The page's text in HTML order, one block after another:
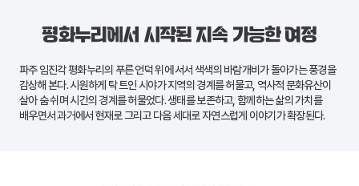
평화누리에서 시작된 지속 가능한 여정
파주임진각 평화누리의 푸른 언덕 위에 서서 색색의 바람개비가 돌아가는 풍경을
감상해 본다. 시원하게 탁 트인 시야가 지역의 경계를 허물고, 역사적 문화유산이
살아 숨 쉬며 시간의 경계를 허물었다. 생태를 보존하고, 함께하는 삶의 가치를
배우면서 과거에서 현재로 그리고 다음 세대로 자연스럽게 이야기가 확장된다.